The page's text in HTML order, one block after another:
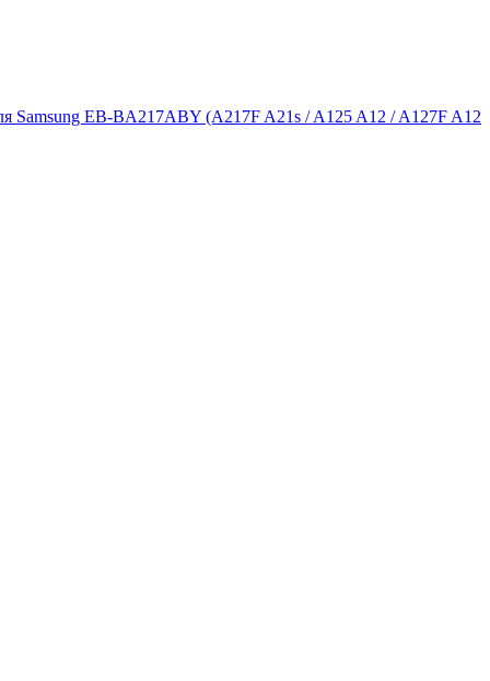
Samsung EB-BA217ABY (A217F A21s / A125 A12 / A127F A12